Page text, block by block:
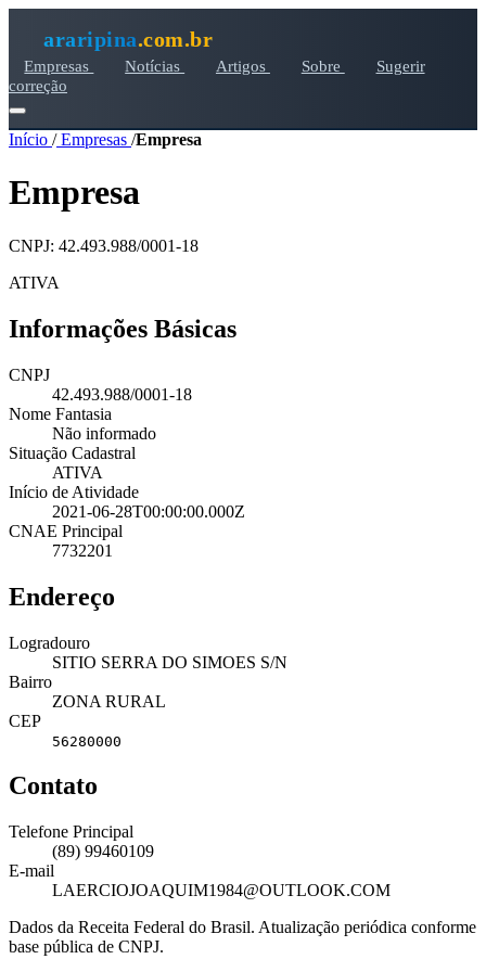
araripina.com.br
Empresas Notícias Artigos Sobre
Sugerir
correção
Início /Empresas /Empresa
Empresa
CNPJ: 42.493.988/0001-18
ATIVA
Informações Básicas
CNPJ
42.493.988/0001-18
Nome Fantasia
Não informado
Situação Cadastral
ATIVA
Início de Atividade
2021-06-28T00:00:00.000Z
CNAE Principal
7732201
Endereço
Logradouro
SITIO SERRA DO SIMOES S/N
Bairro
ZONA RURAL
CEP
56280000
Contato
Telefone Principal
(89) 99460109
E-mail
LAERCIOJOAQUIM1984@OUTLOOK.COM
Dados da Receita Federal do Brasil. Atualização periódica conforme
base pública de CNPJ.